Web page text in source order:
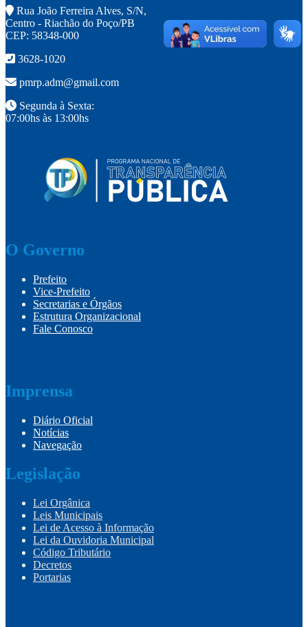
Rua João Ferreira Alves, S/N,
Centro - Riachão do Poço/PB
CEP: 58348-000
3628-1020
pmrp.adm@gmail.com
Segunda à Sexta:
07:00hs às 13:00hs
O Governo
Prefeito
Vice-Prefeito
Secretarias e Órgãos
Estrutura Organizacional
Fale Conosco
Imprensa
Diário Oficial
Notícias
Navegação
Legislação
Lei Orgânica
Leis Municipais
Lei de Acesso à Informação
Lei da Ouvidoria Municipal
Código Tributário
Decretos
Portarias